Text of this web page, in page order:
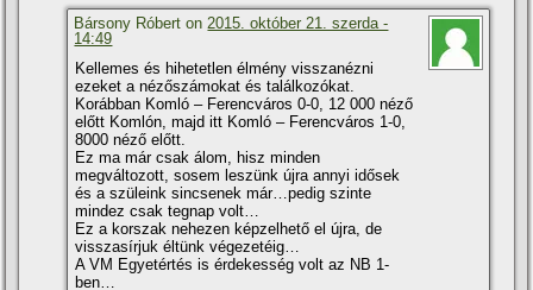
Bársony Róbert on2015. október 21. szerda -
14:49
Kellemes és hihetetlen élmény visszanézni
ezeket a nézőszámokat és találkozókat.
Korábban Komló – Ferencváros 0-0, 12 000 néző
előtt Komlón, majd itt Komló – Ferencváros 1-0,
8000 néző előtt.
Ez ma már csak álom, hisz minden
megváltozott, sosem leszünk újra annyi idősek
és a szüleink sincsenek már…pedig szinte
mindez csak tegnap volt…
Ez a korszak nehezen képzelhető el újra, de
visszasí­rjuk éltünk végezetéig…
A VM Egyetértés is érdekesség volt az NB 1-
ben…